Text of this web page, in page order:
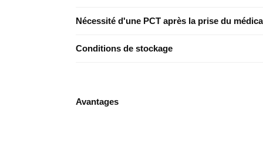
Nécessité d'une PCT après la prise du
Conditions de stockage
Avantages